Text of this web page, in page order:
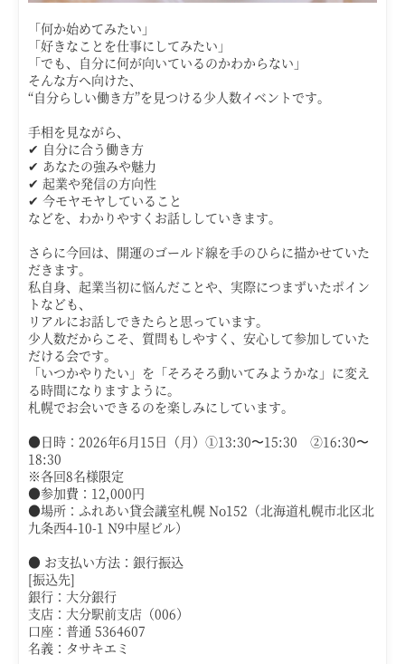
「何か始めてみたい」
「好きなことを仕事にしてみたい」
「でも、自分に何が向いているのかわからない」
そんな方へ向けた、
“自分らしい働き方”を見つける少人数イベントです。
手相を見ながら、
✔ 自分に合う働き方
✔ あなたの強みや魅力
✔ 起業や発信の方向性
✔ 今モヤモヤしていること
などを、わかりやすくお話ししていきます。
さらに今回は、開運のゴールド線を手のひらに描かせていた
だきます。
私自身、起業当初に悩んだことや、実際につまずいたポイン
トなども、
リアルにお話しできたらと思っています。
少人数だからこそ、質問もしやすく、安心して参加していた
だける会です。
「いつかやりたい」を「そろそろ動いてみようかな」に変え
る時間になりますように。
札幌でお会いできるのを楽しみにしています。
●日時： 2026年6月15日（月）①13:30〜15:30 ②16:30〜
18:30
※各回8名様限定
●参加費： 12,000円
●場所： ふれあい貸会議室札幌 No152（北海道札幌市北区北
九条西4-10-1 N9中屋ビル）
● お支払い方法：銀行振込
[振込先]
銀行：大分銀行
支店：大分駅前支店（006）
口座：普通 5364607
名義：タサキエミ